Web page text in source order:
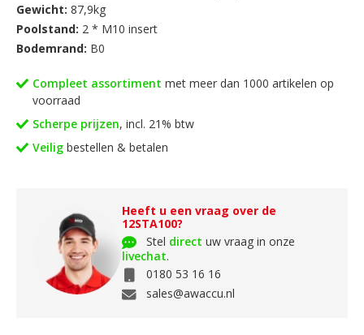
Gewicht: 87,9kg
Poolstand: 2 * M10 insert
Bodemrand: B0
Compleet assortiment met meer dan 1000 artikelen op
voorraad
Scherpe prijzen, incl. 21% btw
Veilig bestellen & betalen
Heeft u een vraag over de
12STA100?
Stel direct uw vraag in onze
livechat.
0180 53 16 16
sales@awaccu.nl